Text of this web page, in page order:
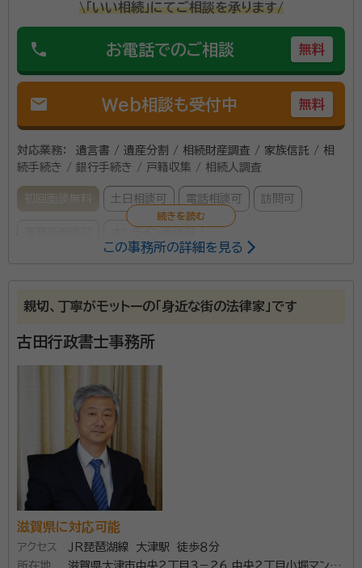
\「いい相続」にてご相談を承ります/
phone お電話でのご相談 無料
mail Web相談も受付中 無料
対応業務：
遺言書 / 遺産分割 / 相続財産調査 / 家族信託 / 相
続手続き / 銀行手続き / 戸籍収集 / 相続人調査
初回面談無料 土日相談可 電話相談可 訪問可
酒井 拓磨（さかい たくま）
行政書士、一級土木施工管理技士
ご遺族の方は、お葬式などで心身共に疲弊された後に、
仕事や育児・家事などこれまでと変わらない生活を送ら
れていることだと思います。そんな中で不慣れな相続手
続きを行うのは「とてもじゃないが無理だ」と思われる
のではないでしょうか。 親しい人と一緒に故人を想う時
間は大切なものであり、そしてそれはご遺族の方しかで
きないことです。 相続手続きなどご遺族以外の人にで
を確保して、ゆっくりと故人を想う時間を持ってくださ
い。 ご遺族の方が今後の人生を歩むにあたって、当事
資格等： 行政書士、一級土木施工管理技士
所属団体： 滋賀県行政書士会
この事務所の詳細を見る
親切、丁寧がモットーの「身近な街の法律家」です
古田行政書士事務所
滋賀県に対応可能
アクセス
ＪＲ琵琶湖線 大津駅 徒歩８分
所在地
滋賀県大津市中央２丁目３－２６ 中央２丁目小堀マンシ